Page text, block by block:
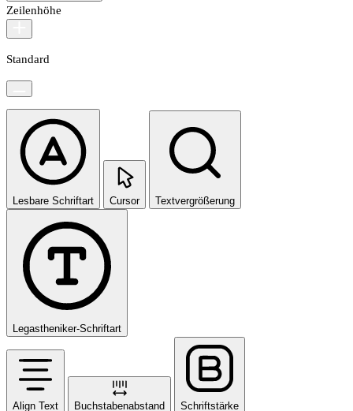
Zeilenhöhe
Standard
Lesbare Schriftart Cursor Textvergrößerung
Legastheniker-Schriftart
Align Text Buchstabenabstand Schriftstärke